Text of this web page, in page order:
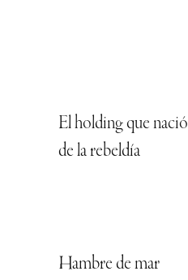
El holding que nació
de la rebeldía
Hambre de mar